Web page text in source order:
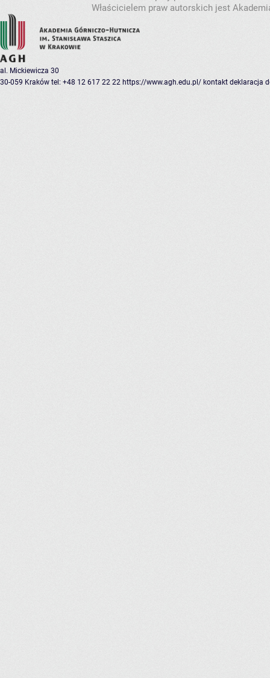
Właścicielem praw autorskich jest
al. Mickiewicza 30
30-059 Kraków tel: +48 12 617 22 22 https://www.agh.edu.pl/ kontakt deklaracja